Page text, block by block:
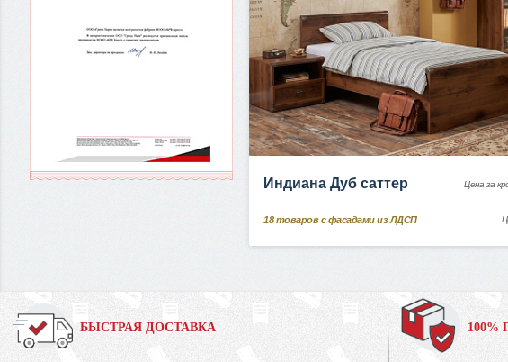
Индиана Дуб саттер Цена за
18 товаров с фасадами из ЛДСП
БЫСТРАЯ ДОСТАВКА